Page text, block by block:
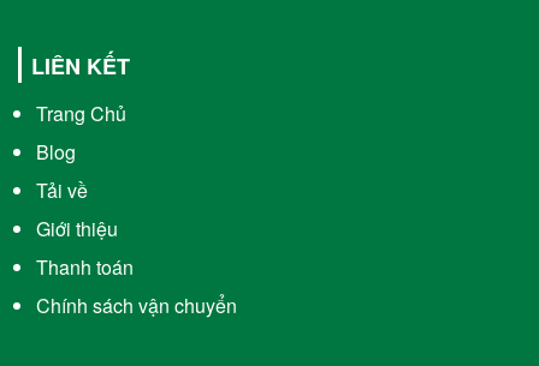
LIÊN KẾT
Trang Chủ
Blog
Tải về
Giới thiệu
Thanh toán
Chính sách vận chuyển